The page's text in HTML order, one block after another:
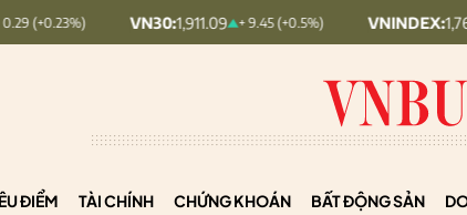
VN30: 1,911.09 + 9.45 (+0.5%) VNINDEX: 1,768.06
ĐIỂM TÀI CHÍNH CHỨNG KHOÁN BẤT ĐỘNG SẢN